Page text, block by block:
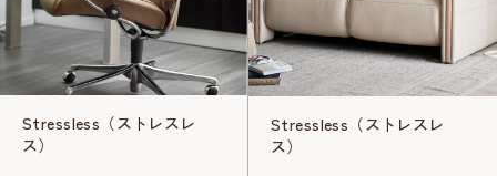
Stressless（ストレスレ
ス）
Stressless（ストレスレ
ス）